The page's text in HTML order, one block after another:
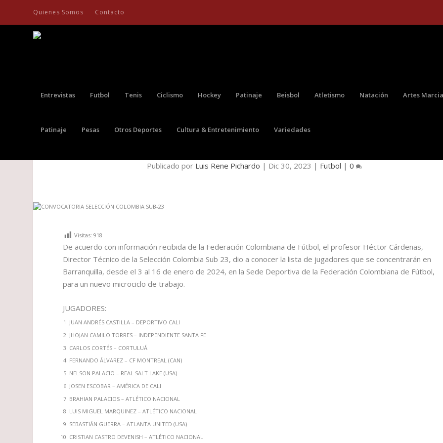
Quienes Somos Contacto
Entrevistas Futbol Tenis Ciclismo Hockey Patinaje Beisbol Atletismo Natación Artes
Patinaje Pesas Otros Deportes Cultura & Entretenimiento Variedades
Publicado por Luis Rene Pichardo | Dic 30, 2023 | Futbol |0
Visitas: 918
De acuerdo con información recibida de la Federación Colombiana de Fútbol, el profesor Héctor Cárdenas,
Director Técnico de la Selección Colombia Sub 23, dio a conocer la lista de jugadores que se concentrarán en
Barranquilla, desde el 3 al 16 de enero de 2024, en la Sede Deportiva de la Federación Colombiana de Fútbol,
para un nuevo microciclo de trabajo.
JUGADORES:
JUAN ANDRÉS CASTILLA – DEPORTIVO CALI
JHOJAN CAMILO TORRES – INDEPENDIENTE SANTA FE
CARLOS CORTÉS – CORTULUÁ
FERNANDO ÁLVAREZ – CF MONTREAL (CAN)
NELSON PALACIO – REAL SALT LAKE (USA)
JOSEN ESCOBAR – AMÉRICA DE CALI
BRAHIAN PALACIOS – ATLÉTICO NACIONAL
LUIS MIGUEL MARQUINEZ – ATLÉTICO NACIONAL
SEBASTIÁN GUERRA – ATLANTA UNITED (USA)
CRISTIAN CASTRO DEVENISH – ATLÉTICO NACIONAL